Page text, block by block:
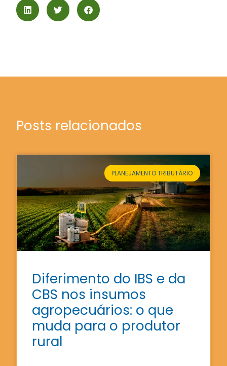
Posts relacionados
PLANEJAMENTO TRIBUTÁRIO
Diferimento do IBS e da
CBS nos insumos
agropecuários: o que
muda para o produtor
rural